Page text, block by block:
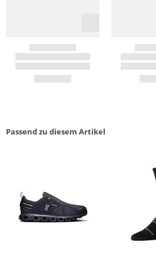
Passend zu diesem Artikel